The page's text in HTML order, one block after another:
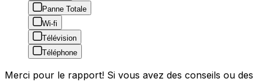
Panne Totale
Wi-fi
Télévision
Téléphone
Merci pour le rapport! Si vous avez des conseils ou des